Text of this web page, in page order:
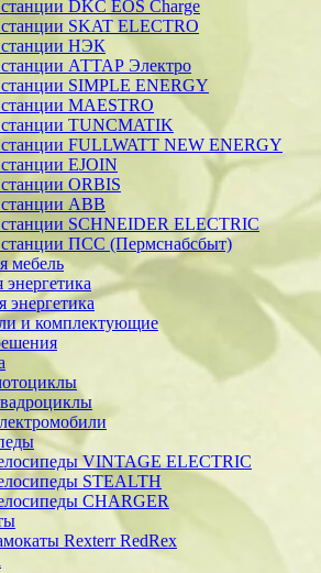
DKC EOS Charge
SKAT ELECTRO
станции НЭК
АТТАР Электро
SIMPLE ENERGY
MAESTRO
TUNCMATIK
FULLWATT NEW ENERGY
EJOIN
ORBIS
ABB
SCHNEIDER ELECTRIC
станции ПСС (Пермснабсбыт)
мебель
энергетика
энергетика
и комплектующие
VINTAGE ELECTRIC
STEALTH
CHARGER
Rexterr RedRex